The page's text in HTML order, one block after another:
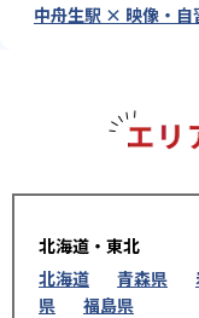
中舟生駅 × 映像・自
北海道・東北
北海道
青森県
県
福島県